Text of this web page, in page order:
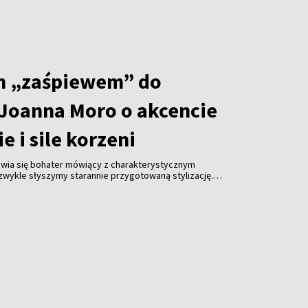
się zbierze trzy do kupy, to jakoś pójdzie).
„zaśpiewem” do
Moro o akcencie
i sile korzeni
się bohater mówiący z charakterystycznym
słyszymy starannie przygotowaną stylizację.
pochodzi z Wilna, Grodna albo Lwowa.